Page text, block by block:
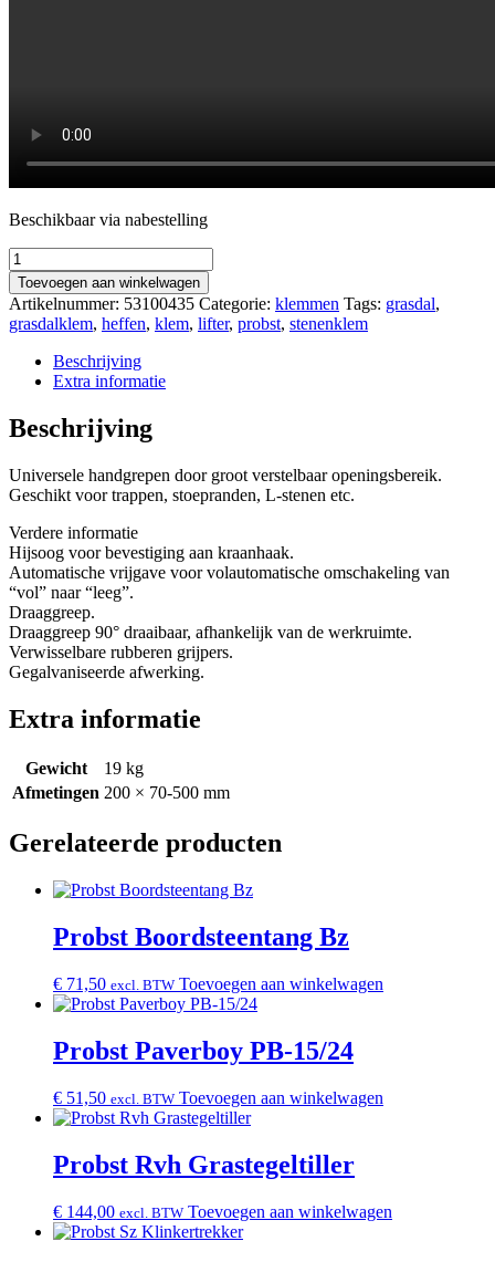
Beschikbaar via nabestelling
Probst
Betontrapgrepen
TSV
aantal
Toevoegen aan winkelwagen
Artikelnummer: 53100435 Categorie: klemmen Tags: grasdal,
grasdalklem, heffen, klem, lifter, probst, stenenklem
Beschrijving
Extra informatie
Beschrijving
Universele handgrepen door groot verstelbaar openingsbereik.
Geschikt voor trappen, stoepranden, L-stenen etc.
Verdere informatie
Hijsoog voor bevestiging aan kraanhaak.
Automatische vrijgave voor volautomatische omschakeling van
“vol” naar “leeg”.
Draaggreep.
Draaggreep 90° draaibaar, afhankelijk van de werkruimte.
Verwisselbare rubberen grijpers.
Gegalvaniseerde afwerking.
Extra informatie
Gewicht
19 kg
Afmetingen 200 × 70-500 mm
Gerelateerde producten
Probst Boordsteentang Bz
€ 71,50 excl. BTW Toevoegen aan winkelwagen
Probst Paverboy PB-15/24
€ 51,50 excl. BTW Toevoegen aan winkelwagen
Probst Rvh Grastegeltiller
€ 144,00 excl. BTW Toevoegen aan winkelwagen